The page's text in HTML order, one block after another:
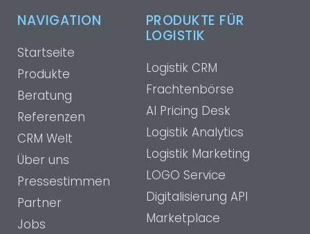
NAVIGATION
Startseite
Produkte
Beratung
Referenzen
CRM Welt
Über uns
Pressestimmen
Partner
Jobs
PRODUKTE FÜR
LOGISTIK
Logistik CRM
Frachtenbörse
AI Pricing Desk
Logistik Analytics
Logistik Marketing
LOGO Service
Digitalisierung API
Marketplace